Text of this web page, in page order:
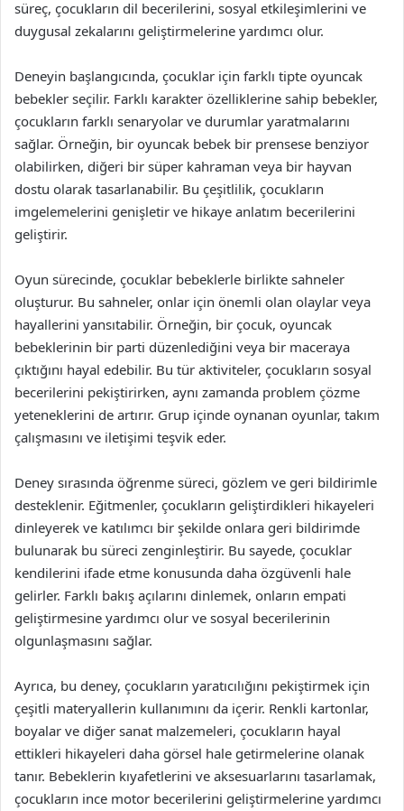
süreç, çocukların dil becerilerini, sosyal etkileşimlerini ve
duygusal zekalarını geliştirmelerine yardımcı olur.
Deneyin başlangıcında, çocuklar için farklı tipte oyuncak
bebekler seçilir. Farklı karakter özelliklerine sahip bebekler,
çocukların farklı senaryolar ve durumlar yaratmalarını
sağlar. Örneğin, bir oyuncak bebek bir prensese benziyor
olabilirken, diğeri bir süper kahraman veya bir hayvan
dostu olarak tasarlanabilir. Bu çeşitlilik, çocukların
imgelemelerini genişletir ve hikaye anlatım becerilerini
geliştirir.
Oyun sürecinde, çocuklar bebeklerle birlikte sahneler
oluşturur. Bu sahneler, onlar için önemli olan olaylar veya
hayallerini yansıtabilir. Örneğin, bir çocuk, oyuncak
bebeklerinin bir parti düzenlediğini veya bir maceraya
çıktığını hayal edebilir. Bu tür aktiviteler, çocukların sosyal
becerilerini pekiştirirken, aynı zamanda problem çözme
yeteneklerini de artırır. Grup içinde oynanan oyunlar, takım
çalışmasını ve iletişimi teşvik eder.
Deney sırasında öğrenme süreci, gözlem ve geri bildirimle
desteklenir. Eğitmenler, çocukların geliştirdikleri hikayeleri
dinleyerek ve katılımcı bir şekilde onlara geri bildirimde
bulunarak bu süreci zenginleştirir. Bu sayede, çocuklar
kendilerini ifade etme konusunda daha özgüvenli hale
gelirler. Farklı bakış açılarını dinlemek, onların empati
geliştirmesine yardımcı olur ve sosyal becerilerinin
olgunlaşmasını sağlar.
Ayrıca, bu deney, çocukların yaratıcılığını pekiştirmek için
çeşitli materyallerin kullanımını da içerir. Renkli kartonlar,
boyalar ve diğer sanat malzemeleri, çocukların hayal
ettikleri hikayeleri daha görsel hale getirmelerine olanak
tanır. Bebeklerin kıyafetlerini ve aksesuarlarını tasarlamak,
çocukların ince motor becerilerini geliştirmelerine yardımcı